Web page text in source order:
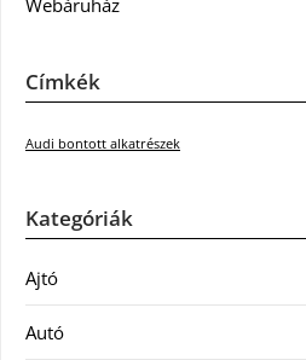
Webáruház
Címkék
Audi bontott alkatrészek
Kategóriák
Ajtó
Autó